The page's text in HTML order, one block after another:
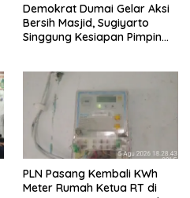
Demokrat Dumai Gelar Aksi
Bersih Masjid, Sugiyarto
Singgung Kesiapan Pimpin
PLN Pasang Kembali KWh
Meter Rumah Ketua RT di